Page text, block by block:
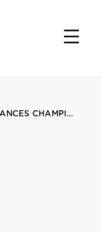
WORLD SINGLE DISTANCES CHAMPIONSHIPS 14022021 HEERENVEEN